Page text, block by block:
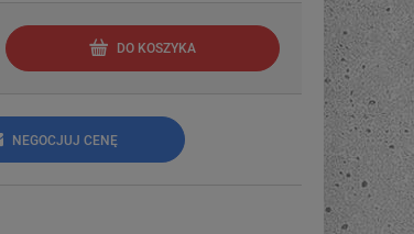
DO KOSZYKA
NEGOCJUJ CENĘ